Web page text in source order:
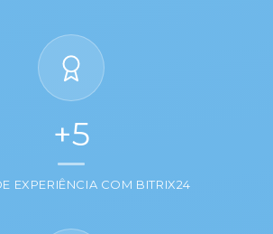
+5
EXPERIÊNCIA COM BITRIX24